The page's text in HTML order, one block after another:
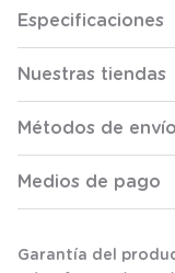
Especificaciones
Nuestras tiendas
Métodos de envío
Medios de pago
Garantía del